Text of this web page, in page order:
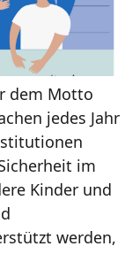
dem Motto
jedes Jahr
im
Kinder und
werden,